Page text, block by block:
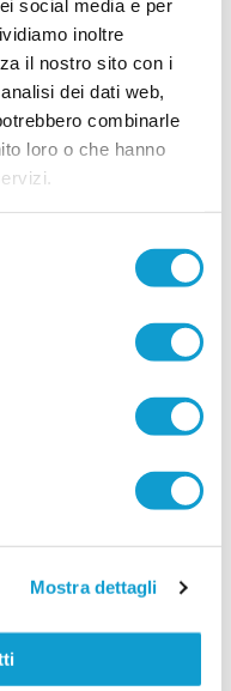
social media e per
inoltre
il nostro sito con i
dei dati web,
combinarle
loro o che hanno
Mostra dettagli